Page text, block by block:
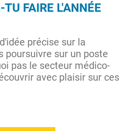
FAIRE L'ANNÉE
précise sur la
poursuivre sur un poste
pas le secteur médico-
avec plaisir sur ces